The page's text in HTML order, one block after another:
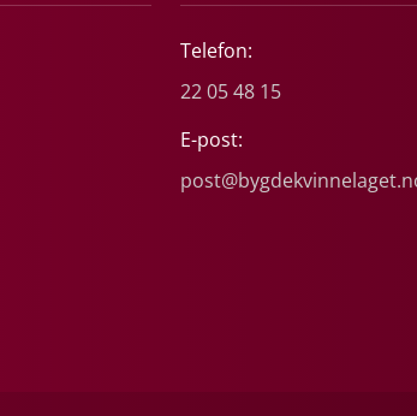
Telefon:
22 05 48 15
E-post: